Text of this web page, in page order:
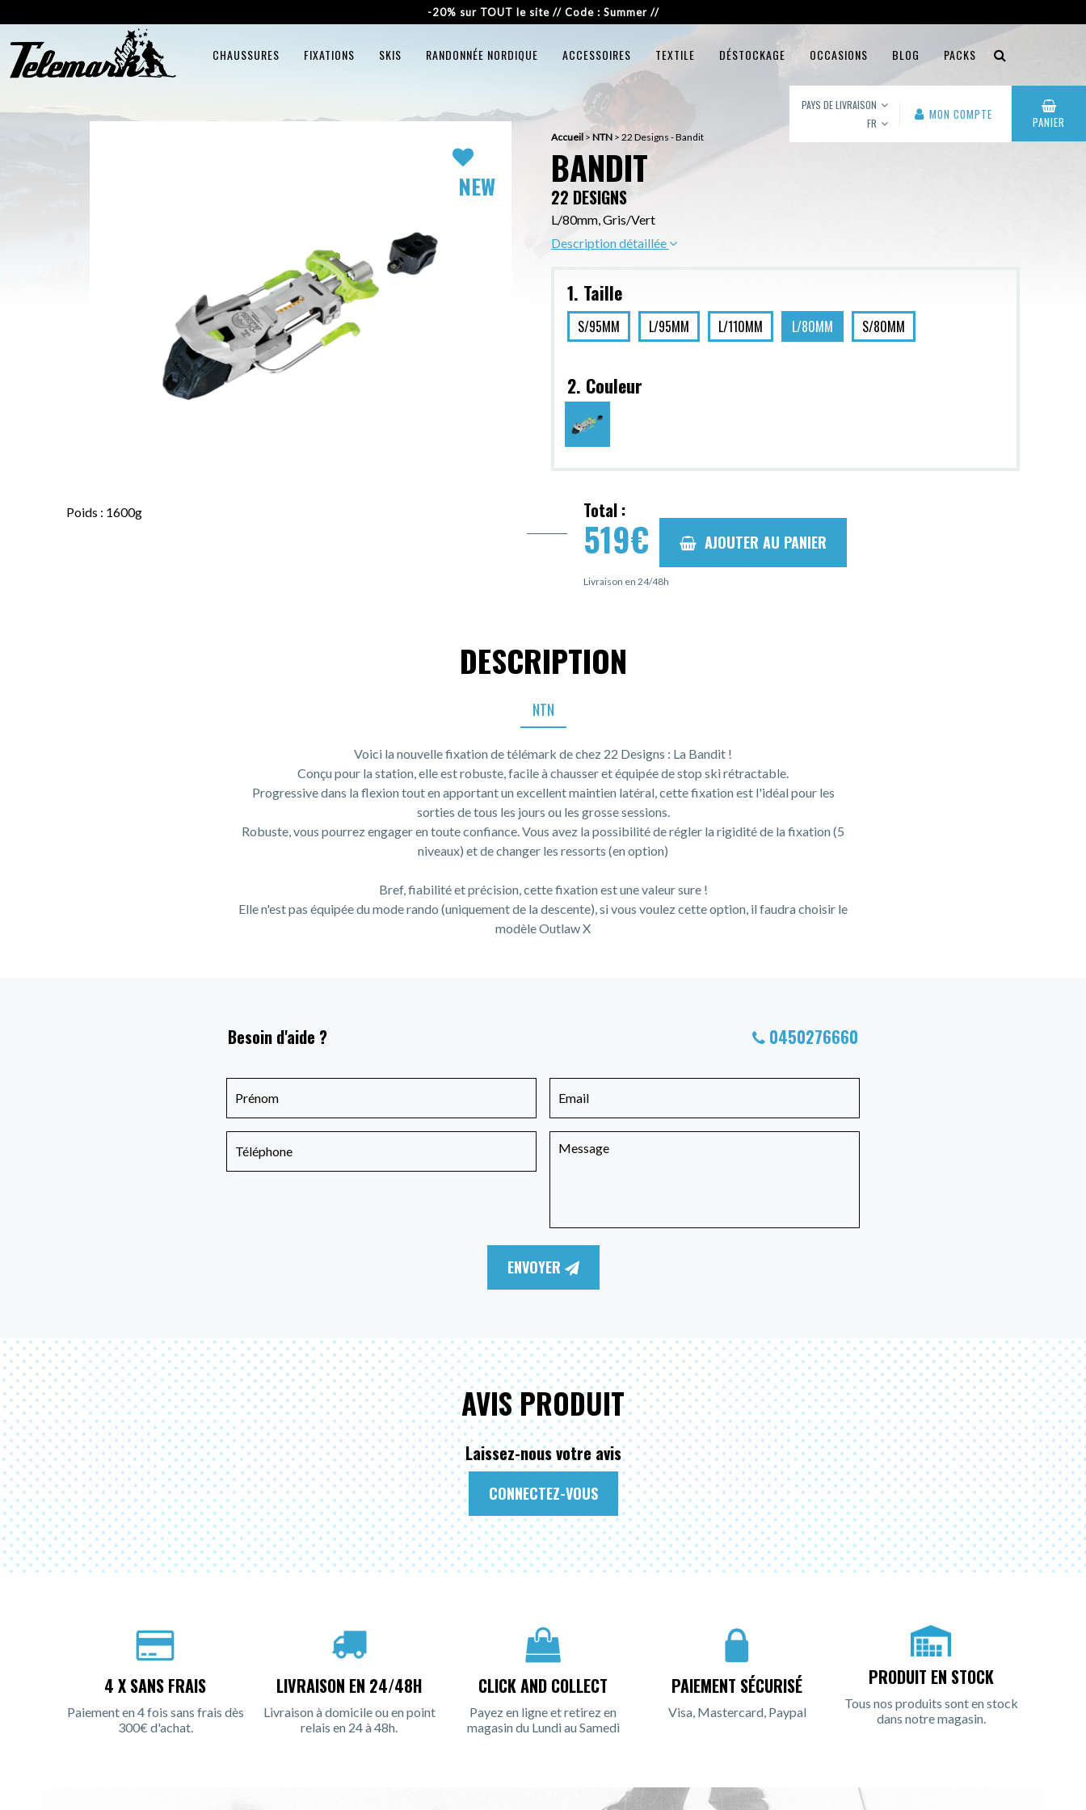
-20% sur TOUT le site // Code : Summer //
CHAUSSURES FIXATIONS SKIS RANDONNÉE NORDIQUE ACCESSOIRES TEXTILE DÉSTOCKAGE OCCASIONS BLOG PACKS
PAYS DE LIVRAISON
FR
MON COMPTE PANIER
NEW
Poids : 1600g
Accueil > NTN > 22 Designs - Bandit
BANDIT
22 DESIGNS
L/80mm, Gris/Vert
Description détaillée
1. Taille
S/95MM L/95MM L/110MM L/80MM S/80MM
2. Couleur
Total :
519€ AJOUTER AU PANIER
Livraison en 24/48h
DESCRIPTION
NTN
Voici la nouvelle fixation de télémark de chez 22 Designs : La Bandit !
Conçu pour la station, elle est robuste, facile à chausser et équipée de stop ski rétractable.
Progressive dans la flexion tout en apportant un excellent maintien latéral, cette fixation est l'idéal pour les
sorties de tous les jours ou les grosse sessions.
Robuste, vous pourrez engager en toute confiance. Vous avez la possibilité de régler la rigidité de la fixation (5
niveaux) et de changer les ressorts (en option)
Bref, fiabilité et précision, cette fixation est une valeur sure !
Elle n'est pas équipée du mode rando (uniquement de la descente), si vous voulez cette option, il faudra choisir le
modèle Outlaw X
Besoin d'aide ? 0450276660
ENVOYER
AVIS PRODUIT
Laissez-nous votre avis
CONNECTEZ-VOUS
4 X SANS FRAIS
Paiement en 4 fois sans frais dès
300€ d'achat.
LIVRAISON EN 24/48H
Livraison à domicile ou en point
relais en 24 à 48h.
CLICK AND COLLECT
Payez en ligne et retirez en
magasin du Lundi au Samedi
PAIEMENT SÉCURISÉ
Visa, Mastercard, Paypal
PRODUIT EN STOCK
Tous nos produits sont en stock
dans notre magasin.